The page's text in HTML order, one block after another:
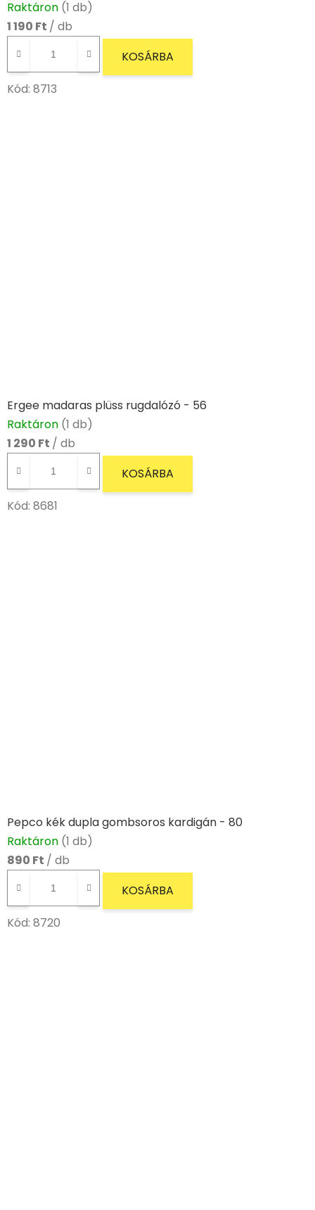
Raktáron (1 db)
1 190 Ft / db
KOSÁRBA
Kód: 8713
Ergee madaras plüss rugdalózó - 56
Raktáron (1 db)
1 290 Ft / db
KOSÁRBA
Kód: 8681
Pepco kék dupla gombsoros kardigán - 80
Raktáron (1 db)
890 Ft / db
KOSÁRBA
Kód: 8720